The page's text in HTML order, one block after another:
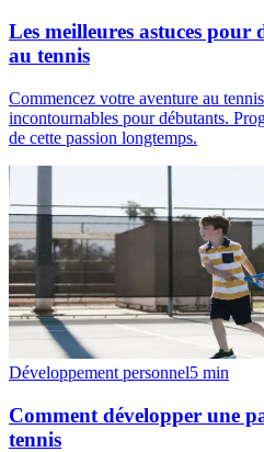
Les meilleures astuces
au tennis
Commencez votre aventure au
incontournables pour débutants.
de cette passion longtemps.
Développement personnel5 min
Comment développer une
tennis